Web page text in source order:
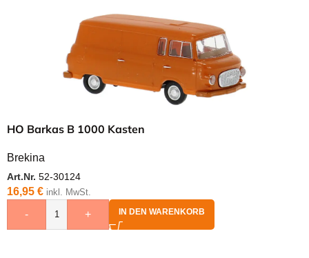
HO Barkas B 1000 Kasten
Brekina
Art.Nr. 52-30124
16,95 € inkl. MwSt.
- + IN DEN WARENKORB